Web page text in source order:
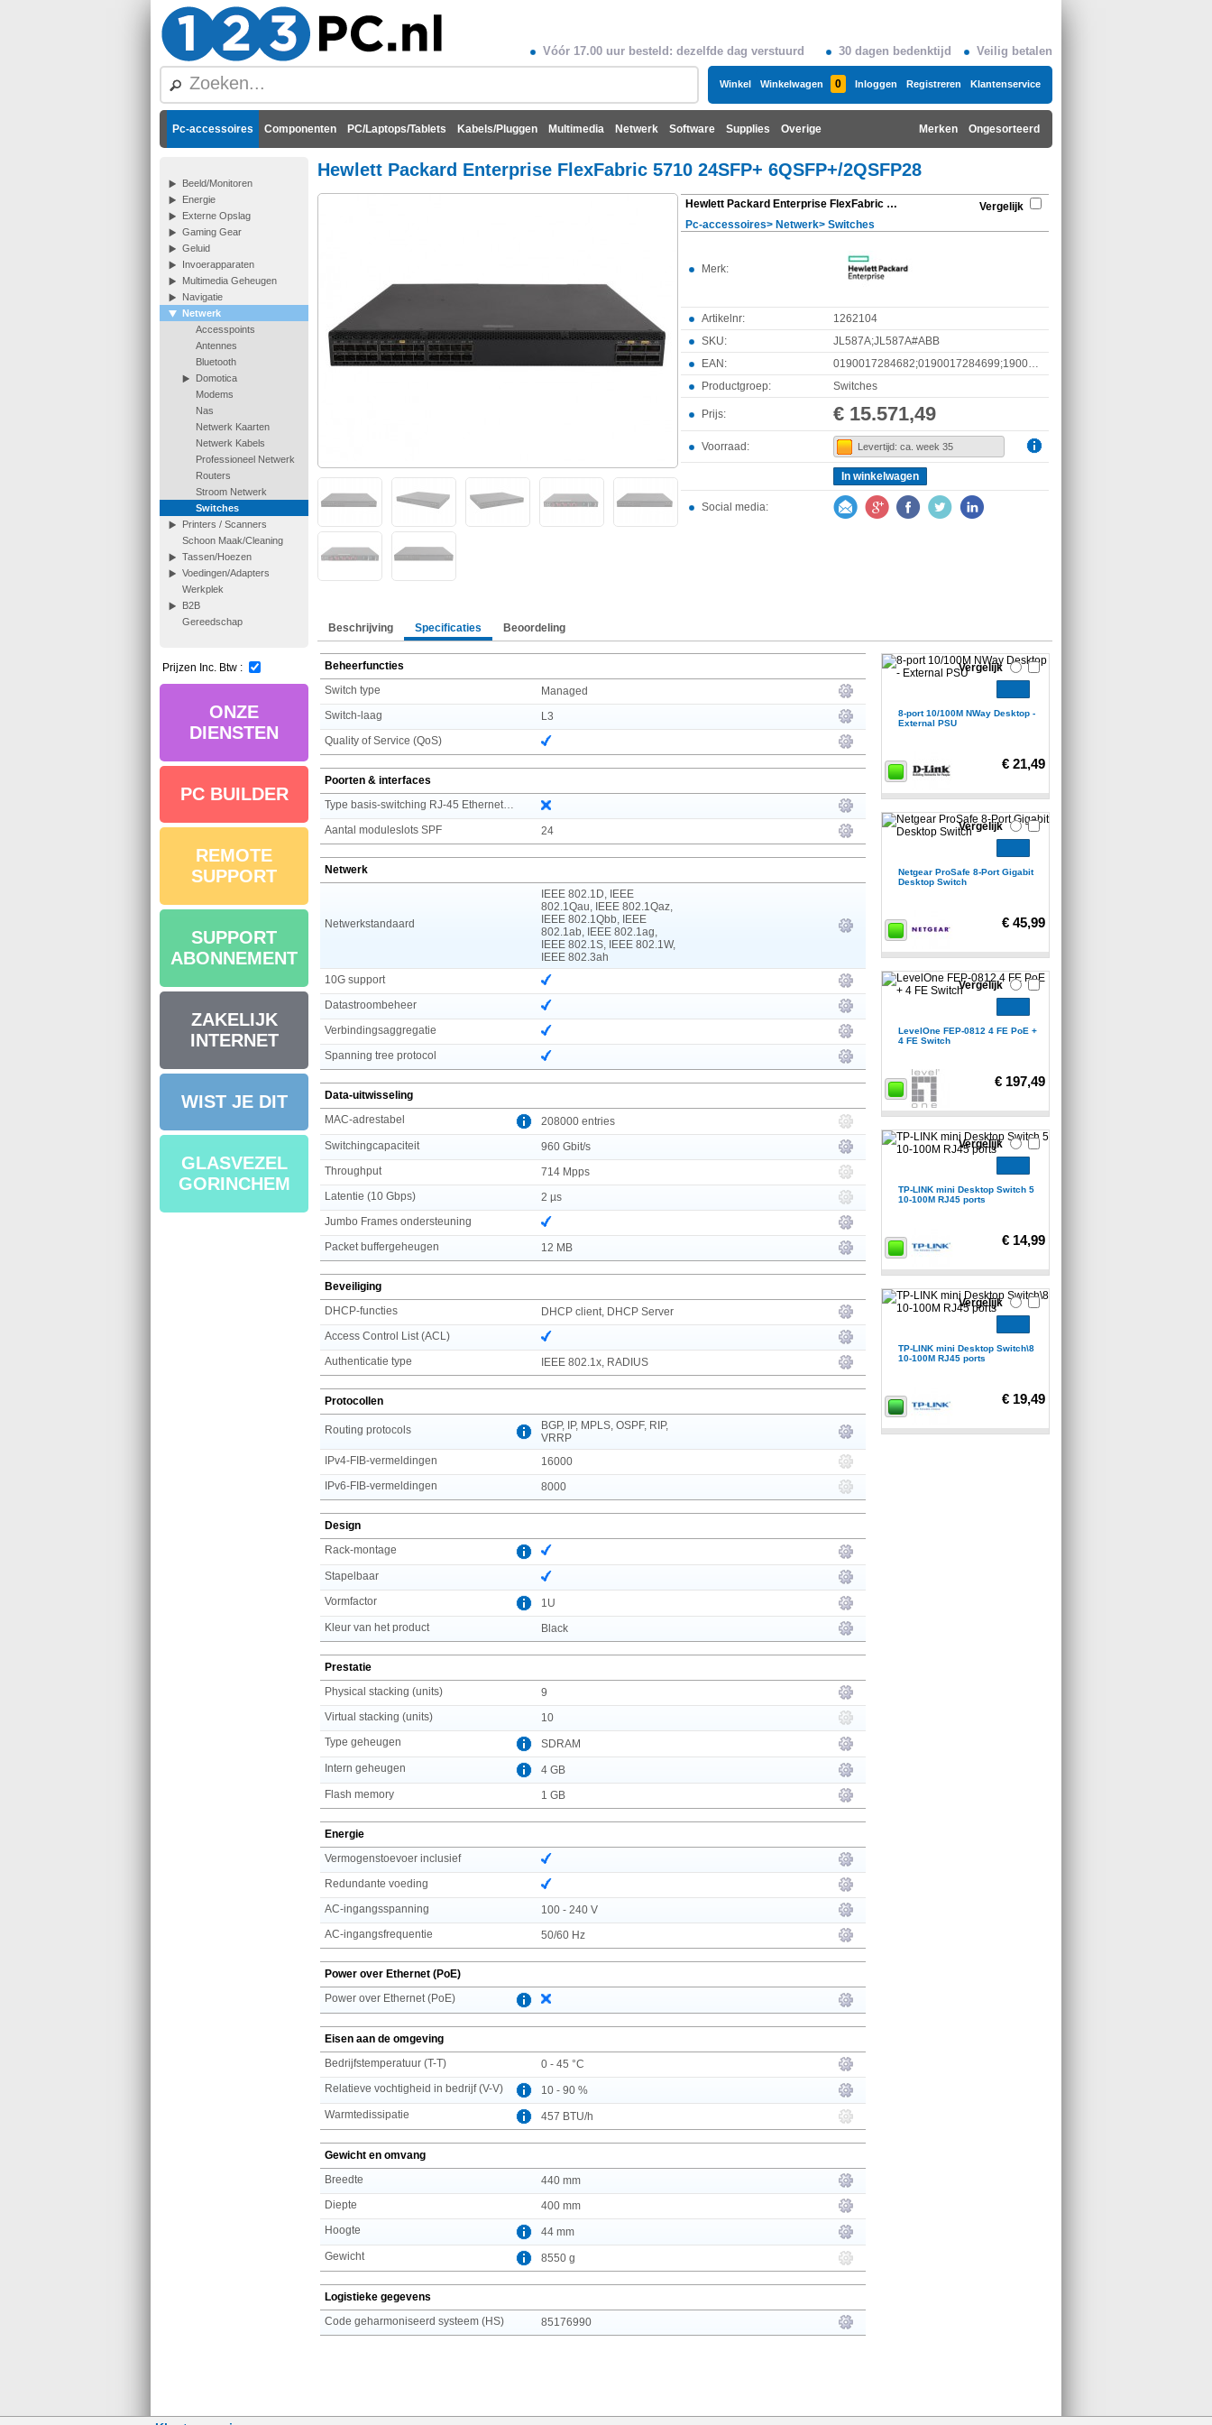
Vóór 17.00 uur besteld: dezelfde dag verstuurd 30 dagen bedenktijd Veilig betalen
Winkel Winkelwagen 0 Inloggen Registreren Klantenservice
Pc-accessoires Componenten PC/Laptops/Tablets Kabels/Pluggen Multimedia Netwerk Software Supplies Overige Ongesorteerd
Merken
Beeld/Monitoren
Energie
Externe Opslag
Gaming Gear
Geluid
Invoerapparaten
Multimedia Geheugen
Navigatie
Netwerk
Accesspoints
Antennes
Bluetooth
Domotica
Modems
Nas
Netwerk Kaarten
Netwerk Kabels
Professioneel Netwerk
Routers
Stroom Netwerk
Switches
Printers / Scanners
Schoon Maak/Cleaning
Tassen/Hoezen
Voedingen/Adapters
Werkplek
B2B
Gereedschap
Prijzen Inc. Btw :
ONZE
DIENSTEN
PC BUILDER
REMOTE
SUPPORT
SUPPORT
ABONNEMENT
ZAKELIJK
INTERNET
WIST JE DIT
GLASVEZEL
GORINCHEM
Hewlett Packard Enterprise FlexFabric 5710 24SFP+ 6QSFP+/2QSFP28
Hewlett Packard Enterprise FlexFabric 5710 24SFP+ 6QSFP+/2QSFP28
Vergelijk
Pc-accessoires> Netwerk> Switches
Merk:
Artikelnr:
1262104
SKU:
JL587A;JL587A#ABB
EAN:
Productgroep:
Switches
Prijs: € 15.571,49
Voorraad: Levertijd: ca. week 35
In winkelwagen
Social media:
Beschrijving Specificaties Beoordeling
Beheerfuncties
Switch type
Managed
Switch-laag
L3
Quality of Service (QoS)
Poorten & interfaces
Aantal moduleslots SPF
24
Netwerk
Netwerkstandaard
IEEE 802.1D, IEEE
802.1Qau, IEEE 802.1Qaz,
IEEE 802.1Qbb, IEEE
802.1ab, IEEE 802.1ag,
IEEE 802.1S, IEEE 802.1W,
IEEE 802.3ah
10G support
Datastroombeheer
Verbindingsaggregatie
Spanning tree protocol
Data-uitwisseling
MAC-adrestabel
208000 entries
Switchingcapaciteit
960 Gbit/s
Throughput
714 Mpps
Latentie (10 Gbps)
2 µs
Jumbo Frames ondersteuning
Packet buffergeheugen
12 MB
Beveiliging
DHCP-functies
DHCP client, DHCP Server
Access Control List (ACL)
Authenticatie type
IEEE 802.1x, RADIUS
Protocollen
Routing protocols
BGP, IP, MPLS, OSPF, RIP,
VRRP
IPv4-FIB-vermeldingen
16000
IPv6-FIB-vermeldingen
8000
Design
Rack-montage
Stapelbaar
Vormfactor
1U
Kleur van het product
Black
Prestatie
Physical stacking (units)
9
Virtual stacking (units)
10
Type geheugen
SDRAM
Intern geheugen
4 GB
Flash memory
1 GB
Energie
Vermogenstoevoer inclusief
Redundante voeding
AC-ingangsspanning
100 - 240 V
AC-ingangsfrequentie
50/60 Hz
Power over Ethernet (PoE)
Power over Ethernet (PoE)
Eisen aan de omgeving
Bedrijfstemperatuur (T-T)
0 - 45 °C
Relatieve vochtigheid in bedrijf (V-V)
10 - 90 %
Warmtedissipatie
457 BTU/h
Gewicht en omvang
Breedte
440 mm
Diepte
400 mm
Hoogte
44 mm
Gewicht
8550 g
Logistieke gegevens
Code geharmoniseerd systeem (HS)
85176990
8-port 10/100M NWay Desktop -
External PSU
€ 21,49
Vergelijk
Netgear ProSafe 8-Port Gigabit
Desktop Switch
€ 45,99
Vergelijk
LevelOne FEP-0812 4 FE PoE +
4 FE Switch
€ 197,49
Vergelijk
TP-LINK mini Desktop Switch 5
10-100M RJ45 ports
€ 14,99
Vergelijk
TP-LINK mini Desktop Switch\8
10-100M RJ45 ports
€ 19,49
Vergelijk